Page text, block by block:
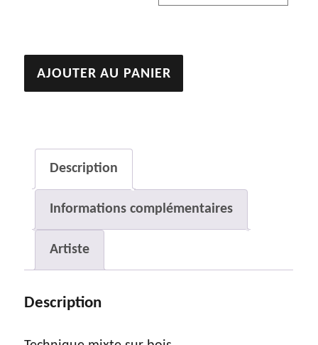
quantité
de
AJOUTER AU PANIER
Description
Informations complémentaires
Artiste
Description